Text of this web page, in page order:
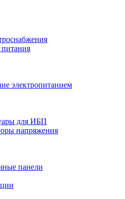
электропитанием
для ИБП
напряжения
панели